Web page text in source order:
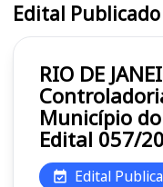
Edital Publicado
RIO DE
Município
Edital 057/
Edital